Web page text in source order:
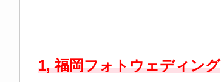
1, 福岡フォトウェディング